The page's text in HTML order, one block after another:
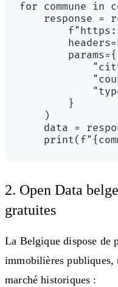
for commune in
response =
        params={
        }
    )
data =
2. Open Data
gratuites
La Belgique dispose de
immobilières publiques,
marché historiques :